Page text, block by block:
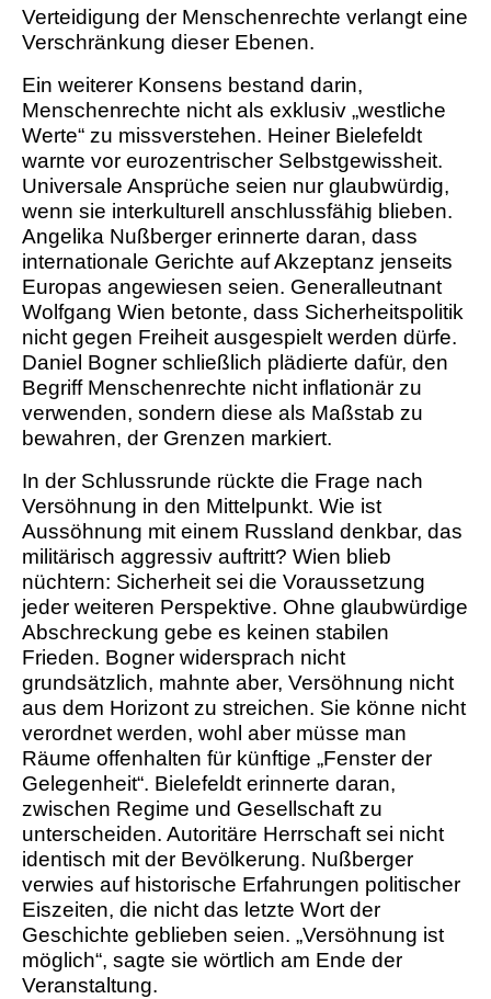
Verteidigung der Menschenrechte verlangt eine
Verschränkung dieser Ebenen.
Ein weiterer Konsens bestand darin,
Menschenrechte nicht als exklusiv „westliche
Werte“ zu missverstehen. Heiner Bielefeldt
warnte vor eurozentrischer Selbstgewissheit.
Universale Ansprüche seien nur glaubwürdig,
wenn sie interkulturell anschlussfähig blieben.
Angelika Nußberger erinnerte daran, dass
internationale Gerichte auf Akzeptanz jenseits
Europas angewiesen seien. Generalleutnant
Wolfgang Wien betonte, dass Sicherheitspolitik
nicht gegen Freiheit ausgespielt werden dürfe.
Daniel Bogner schließlich plädierte dafür, den
Begriff Menschenrechte nicht inflationär zu
verwenden, sondern diese als Maßstab zu
bewahren, der Grenzen markiert.
In der Schlussrunde rückte die Frage nach
Versöhnung in den Mittelpunkt. Wie ist
Aussöhnung mit einem Russland denkbar, das
militärisch aggressiv auftritt? Wien blieb
nüchtern: Sicherheit sei die Voraussetzung
jeder weiteren Perspektive. Ohne glaubwürdige
Abschreckung gebe es keinen stabilen
Frieden. Bogner widersprach nicht
grundsätzlich, mahnte aber, Versöhnung nicht
aus dem Horizont zu streichen. Sie könne nicht
verordnet werden, wohl aber müsse man
Räume offenhalten für künftige „Fenster der
Gelegenheit“. Bielefeldt erinnerte daran,
zwischen Regime und Gesellschaft zu
unterscheiden. Autoritäre Herrschaft sei nicht
identisch mit der Bevölkerung. Nußberger
verwies auf historische Erfahrungen politischer
Eiszeiten, die nicht das letzte Wort der
Geschichte geblieben seien. „Versöhnung ist
möglich“, sagte sie wörtlich am Ende der
Veranstaltung.